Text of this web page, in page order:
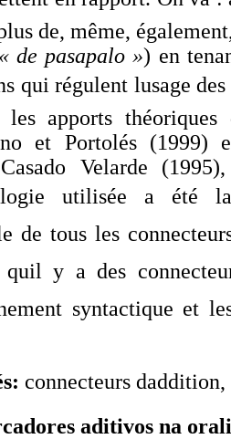
de, même,
« de pasapalo ») en
qui régulent lusage
les apports
et Portolés (1999)
Velarde
utilisée a été la
de tous les
quil y a des
syntactique et
connecteurs
aditivos na